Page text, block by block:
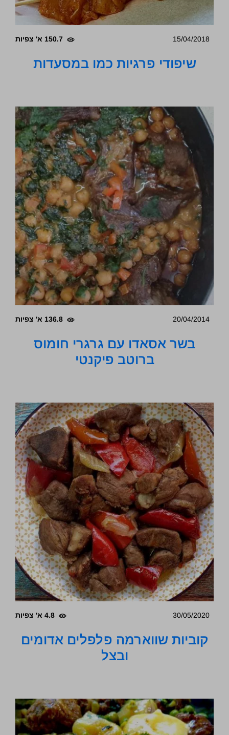
15/04/2018 150.7 א' צפיות
שיפודי פרגיות כמו במסעדות
20/04/2014 136.8 א' צפיות
בשר אסאדו עם גרגרי חומוס
ברוטב פיקנטי
30/05/2020 4.8 א' צפיות
קוביות שווארמה פלפלים אדומים
ובצל